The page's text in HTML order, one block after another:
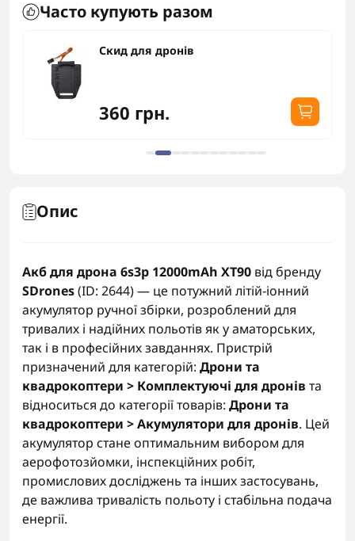
Часто купують разом
Скид для дронів
360 грн.
Опис
Акб для дрона 6s3p 12000mAh XT90 від бренду
SDrones(ID: 2644) — це потужний літій-іонний
акумулятор ручної збірки, розроблений для
тривалих і надійних польотів як у аматорських,
так і в професійних завданнях. Пристрій
призначений для категорій: Дрони та
квадрокоптери > Комплектуючі для дронів та
відноситься до категорії товарів: Дрони та
квадрокоптери > Акумулятори для дронів. Цей
акумулятор стане оптимальним вибором для
аерофотозйомки, інспекційних робіт,
промислових досліджень та інших застосувань,
де важлива тривалість польоту і стабільна подача
енергії.